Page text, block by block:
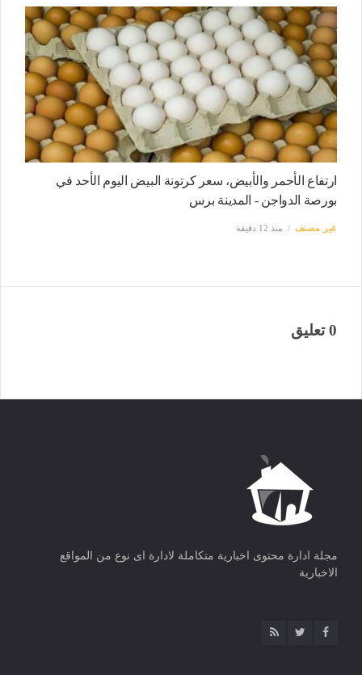
ارتفاع الأحمر والأبيض، سعر كرتونة البيض اليوم الأحد في
بورصة الدواجن - المدينة برس
غير مصنف منذ 12 دقيقة
0 تعليق
مجلة ادارة محتوى اخبارية متكاملة لادارة اى نوع من المواقع
الاخبارية